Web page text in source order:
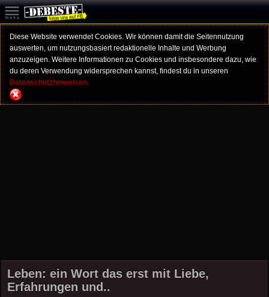
Diese Website verwendet Cookies. Wir können damit die Seitennutzung
auswerten, um nutzungsbasiert redaktionelle Inhalte und Werbung
anzuzeigen. Weitere Informationen zu Cookies und insbesondere dazu, wie
du deren Verwendung widersprechen kannst, findest du in unseren
Datenschutzhinweisen.
Leben: ein Wort das erst mit Liebe,
Erfahrungen und..